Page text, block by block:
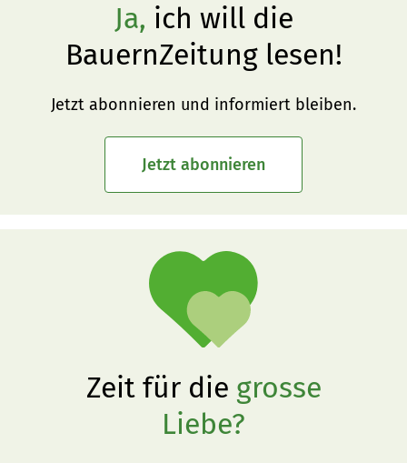
Ja, ich will die
BauernZeitung lesen!
Jetzt abonnieren und informiert bleiben.
Jetzt abonnieren
Zeit für die grosse
Liebe?